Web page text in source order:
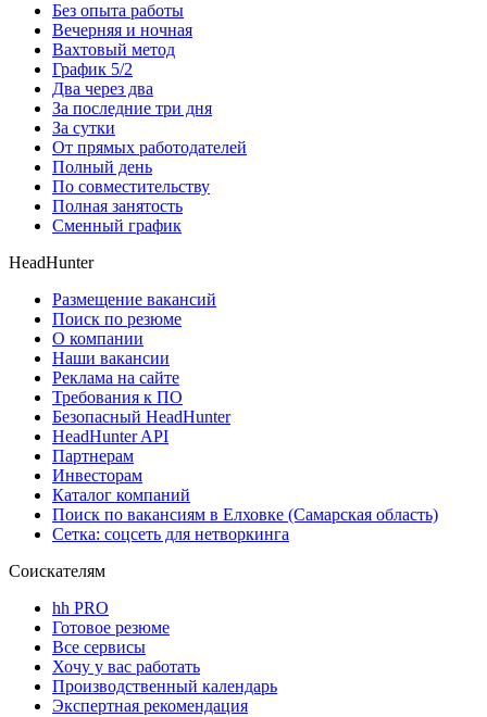
Без опыта работы
Вечерняя и ночная
Вахтовый метод
График 5/2
Два через два
За последние три дня
За сутки
От прямых работодателей
Полный день
По совместительству
Полная занятость
Сменный график
HeadHunter
Размещение вакансий
Поиск по резюме
О компании
Наши вакансии
Реклама на сайте
Требования к ПО
Безопасный HeadHunter
HeadHunter API
Партнерам
Инвесторам
Каталог компаний
Поиск по вакансиям в Елховке (Самарская область)
Сетка: соцсеть для нетворкинга
Соискателям
hh PRO
Готовое резюме
Все сервисы
Хочу у вас работать
Производственный календарь
Экспертная рекомендация